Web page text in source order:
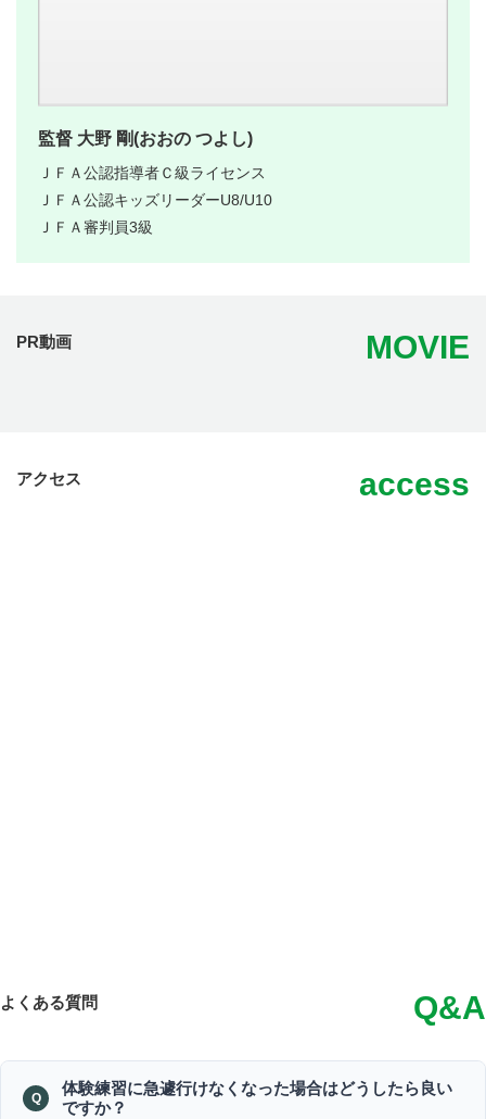
監督 大野 剛(おおの つよし)
ＪＦＡ公認指導者Ｃ級ライセンス
ＪＦＡ公認キッズリーダーU8/U10
ＪＦＡ審判員3級
PR動画 MOVIE
アクセス access
よくある質問 Q&A
体験練習に急遽行けなくなった場合はどうしたら良い
ですか？